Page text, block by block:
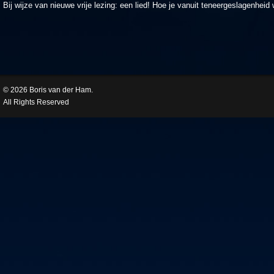
Bij wijze van nieuwe vrije lezing: een lied! Hoe je vanuit
© 2026 Boris van der Ham.
All Rights Reserved